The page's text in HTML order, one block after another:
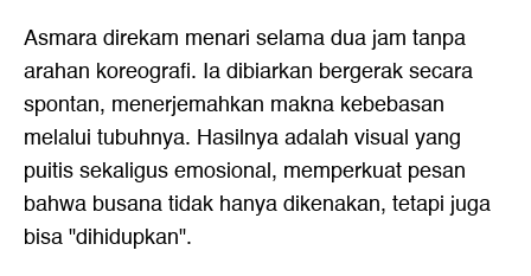
Asmara direkam menari selama dua jam tanpa
arahan koreografi. Ia dibiarkan bergerak secara
spontan, menerjemahkan makna kebebasan
melalui tubuhnya. Hasilnya adalah visual yang
puitis sekaligus emosional, memperkuat pesan
bahwa busana tidak hanya dikenakan, tetapi juga
bisa "dihidupkan".